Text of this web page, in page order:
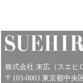
株式会社 末広（スエヒ
〒103-0003 東京都中央